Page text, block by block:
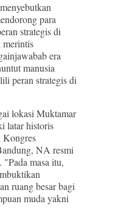
para
strategis di
merintis
era
manusia
peran strategis di
lokasi Muktamar
latar historis
Kongres
NA resmi
masa itu,
ruang besar bagi
muda yakni